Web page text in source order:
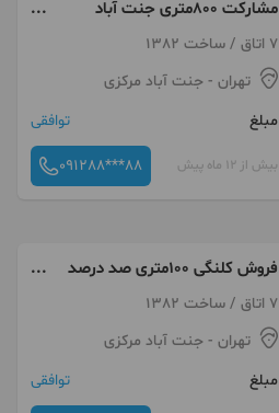
مشارکت ۸۰۰متری جنت آباد
مرکزی
7 اتاق / ساخت 1382
تهران - جنت آباد مرکزی
مبلغ
توافقی
بیش از 12 ماه پیش 091288***88
فروش کلنگی ۱۰۰متری صد درصد
بنا جنت آباد
7 اتاق / ساخت 1382
تهران - جنت آباد مرکزی
مبلغ
توافقی